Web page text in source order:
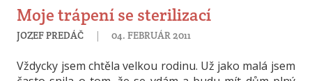
Moje trápení se sterilizací
JOZEF PREDÁČ |04. FEBRUÁR 2011
Vždycky jsem chtěla velkou rodinu. Už jako malá jsem